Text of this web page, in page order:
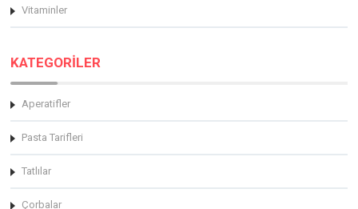
Vitaminler
KATEGORİLER
Aperatifler
Pasta Tarifleri
Tatlılar
Çorbalar